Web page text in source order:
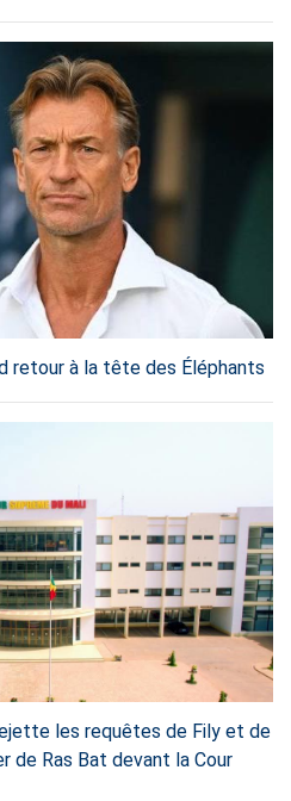
retour à la tête des Éléphants
les requêtes de Fily et de
de Ras Bat devant la Cour